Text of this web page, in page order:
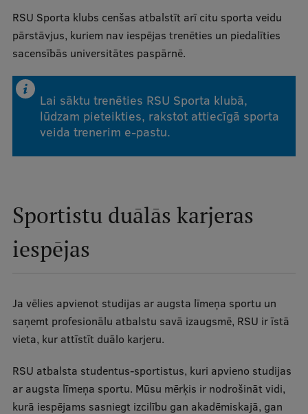
RSU Sporta klubs cenšas atbalstīt arī citu sporta veidu
pārstāvjus, kuriem nav iespējas trenēties un piedalīties
sacensībās universitātes paspārnē.
Lai sāktu trenēties RSU Sporta klubā,
lūdzam pieteikties, rakstot attiecīgā sporta
veida trenerim e-pastu.
Sportistu duālās karjeras
iespējas
Ja vēlies apvienot studijas ar augsta līmeņa sportu un
saņemt profesionālu atbalstu savā izaugsmē, RSU ir īstā
vieta, kur attīstīt duālo karjeru.
RSU atbalsta studentus-sportistus, kuri apvieno studijas
ar augsta līmeņa sportu. Mūsu mērķis ir nodrošināt vidi,
kurā iespējams sasniegt izcilību gan akadēmiskajā, gan